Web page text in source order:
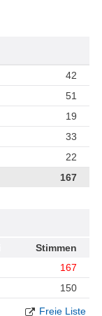
42
51
19
33
22
167
Stimmen
167
150
Freie Liste